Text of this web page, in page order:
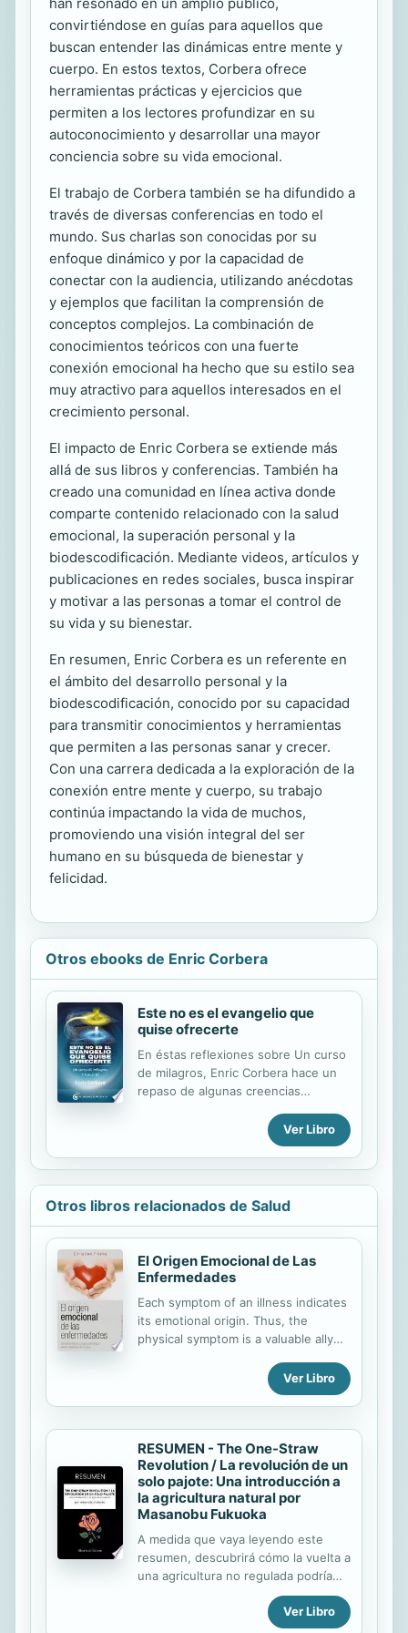
convirtiéndose en guías para aquellos que
buscan entender las dinámicas entre mente y
cuerpo. En estos textos, Corbera ofrece
herramientas prácticas y ejercicios que
permiten a los lectores profundizar en su
autoconocimiento y desarrollar una mayor
conciencia sobre su vida emocional.
El trabajo de Corbera también se ha difundido a
través de diversas conferencias en todo el
mundo. Sus charlas son conocidas por su
enfoque dinámico y por la capacidad de
conectar con la audiencia, utilizando anécdotas
y ejemplos que facilitan la comprensión de
conceptos complejos. La combinación de
conocimientos teóricos con una fuerte
conexión emocional ha hecho que su estilo sea
muy atractivo para aquellos interesados en el
crecimiento personal.
El impacto de Enric Corbera se extiende más
allá de sus libros y conferencias. También ha
creado una comunidad en línea activa donde
comparte contenido relacionado con la salud
emocional, la superación personal y la
biodescodificación. Mediante videos, artículos y
publicaciones en redes sociales, busca inspirar
y motivar a las personas a tomar el control de
su vida y su bienestar.
En resumen, Enric Corbera es un referente en
el ámbito del desarrollo personal y la
biodescodificación, conocido por su capacidad
para transmitir conocimientos y herramientas
que permiten a las personas sanar y crecer.
Con una carrera dedicada a la exploración de la
conexión entre mente y cuerpo, su trabajo
continúa impactando la vida de muchos,
promoviendo una visión integral del ser
humano en su búsqueda de bienestar y
felicidad.
Otros ebooks de Enric Corbera
Este no es el evangelio que
quise ofrecerte
En éstas reflexiones sobre Un curso
de milagros, Enric Corbera hace un
repaso de algunas creencias
nuestra psique personal y colectiva,
creencias que dejan huella en
actitudes. En esta revisión de
muchos hábitos nocivos, al principio
“patada a las neuronas” como el
mismo dice para que se desencajen
de sus posiciones fijas. Habla sin
nombre, de la culpabilidad y del
sacrificio, que durante tanto tiempo
ha sido ensalzado a la cima de las
Ver Libro
Otros libros relacionados de Salud
El Origen Emocional de Las
Enfermedades
Each symptom of an illness indicates
its emotional origin. Thus, the
physical symptom is a valuable ally
the physical disease as well as
resolution of the emotional
imbalance that created it. This book
is a guide to understanding and
decoding the causes of illness
Ver Libro
RESUMEN - The One-Straw
Revolution / La revolución de un
solo pajote: Una introducción a
la agricultura natural por
Masanobu Fukuoka
A medida que vaya leyendo este
resumen, descubrirá cómo la vuelta a
una agricultura no regulada podría
ayudar a resolver los problemas
ecológicos y de salud a los que se
Ver Libro